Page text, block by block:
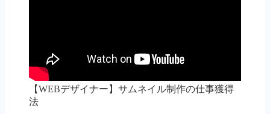
【WEBデザイナー】サムネイル制作の仕事獲得
法